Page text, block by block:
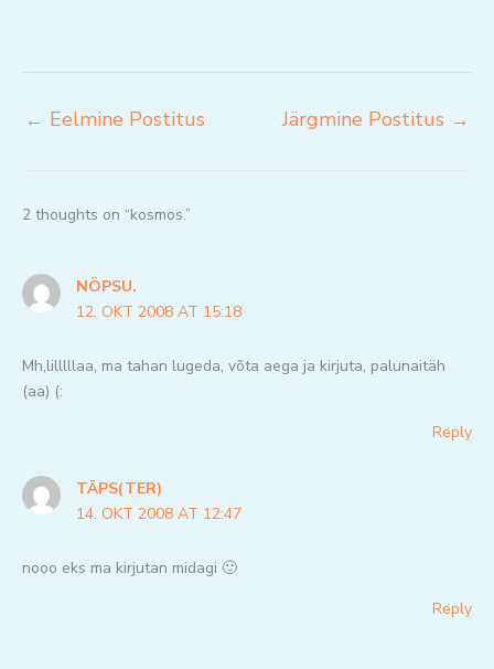
← Eelmine Postitus Järgmine Postitus →
2 thoughts on “kosmos.”
NÖPSU.
12. OKT 2008 AT 15:18
Mh,lilllllaa, ma tahan lugeda, võta aega ja kirjuta, palunaitäh
(aa) (:
Reply
TÄPS(TER)
14. OKT 2008 AT 12:47
nooo eks ma kirjutan midagi 🙂
Reply